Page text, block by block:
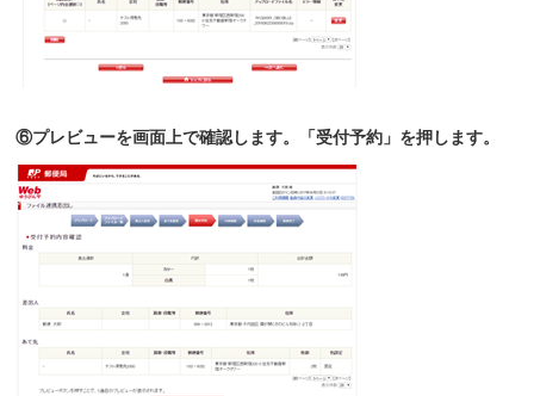
⑥プレビューを画面上で確認します。「受付予約」を押します。